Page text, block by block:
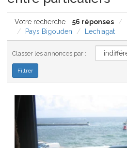
Votre recherche - 56 réponses
Pays Bigouden
Lechiagat
Classer les annonces par :